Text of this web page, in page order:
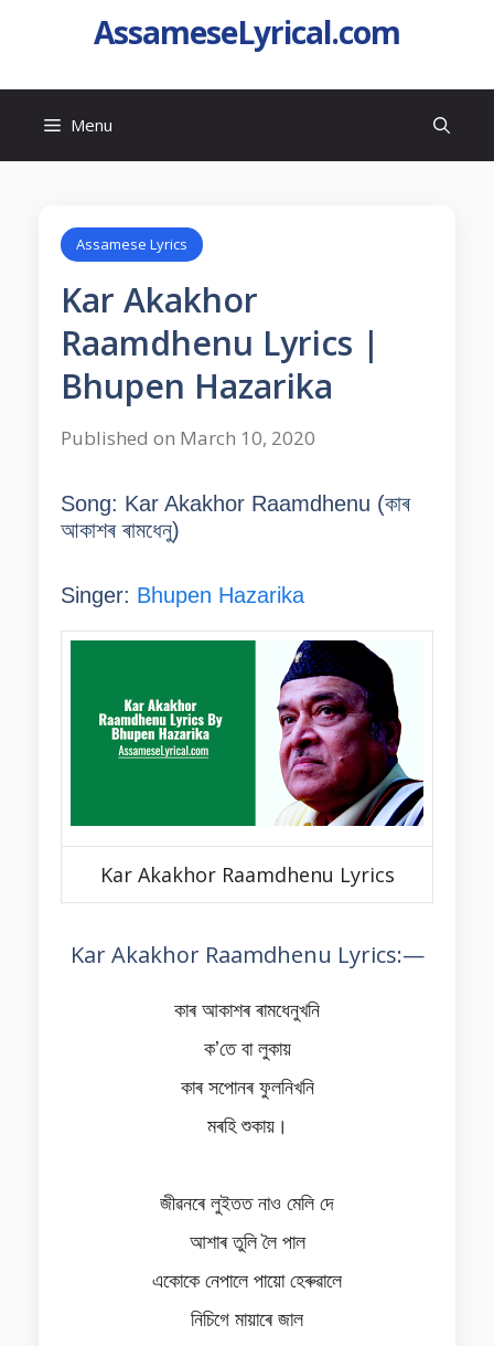
AssameseLyrical.com
Menu
Assamese Lyrics
Kar Akakhor
Raamdhenu Lyrics |
Bhupen Hazarika
Published on March 10, 2020
Song: Kar Akakhor Raamdhenu (কাৰ
আকাশৰ ৰামধেনু)
Singer: Bhupen Hazarika
Kar Akakhor Raamdhenu Lyrics
Kar Akakhor Raamdhenu Lyrics:—
কাৰ আকাশৰ ৰামধেনুখনি
কʼতে বা লুকায়
কাৰ সপোনৰ ফুলনিখনি
মৰহি শুকায়।
জীৱনৰে লুইতত নাও মেলি দে
আশাৰ তুলি লৈ পাল
একোকে নেপালে পায়ো হেৰুৱালে
নিচিগে মায়াৰে জাল